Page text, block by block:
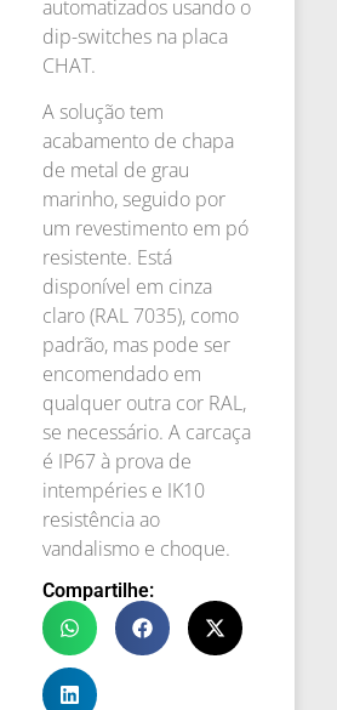
automatizados usando o
dip-switches na placa
CHAT.
A solução tem
acabamento de chapa
de metal de grau
marinho, seguido por
um revestimento em pó
resistente. Está
disponível em cinza
claro (RAL 7035), como
padrão, mas pode ser
encomendado em
qualquer outra cor RAL,
se necessário. A carcaça
é IP67 à prova de
intempéries e IK10
resistência ao
vandalismo e choque.
Compartilhe: